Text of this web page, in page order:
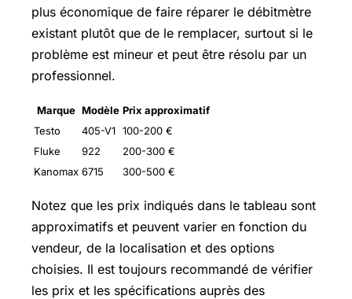
plus économique de faire réparer le débitmètre
existant plutôt que de le remplacer, surtout si le
problème est mineur et peut être résolu par un
professionnel.
Marque Modèle Prix approximatif
Testo
405-V1 100-200 €
Fluke
922
200-300 €
Kanomax 6715 300-500 €
Notez que les prix indiqués dans le tableau sont
approximatifs et peuvent varier en fonction du
vendeur, de la localisation et des options
choisies. Il est toujours recommandé de vérifier
les prix et les spécifications auprès des